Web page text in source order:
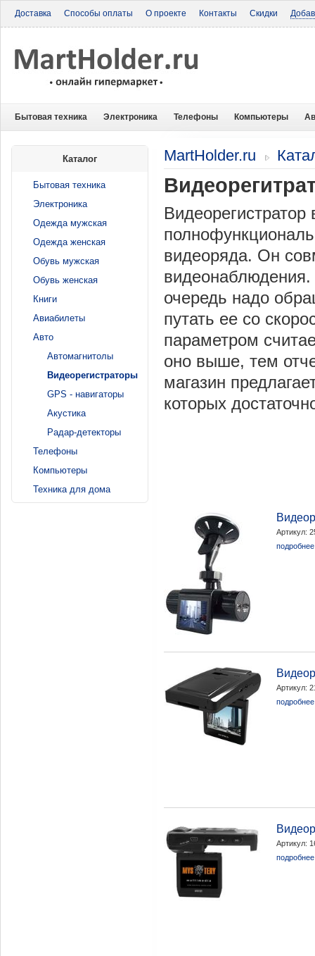
Доставка Способы оплаты О проекте Контакты Скидки
Бытовая техника Электроника Телефоны Компьютеры
MartHolder.ru
видеоряда. Он
видеонаблюдения.
очередь надо
путать ее со
параметром
оно выше, тем
магазин
которых
Артикул:
Артикул:
Артикул:
Каталог
Бытовая техника
Электроника
Одежда мужская
Одежда женская
Обувь мужская
Обувь женская
Книги
Авиабилеты
Авто
Автомагнитолы
Видеорегистраторы
GPS - навигаторы
Акустика
Радар-детекторы
Телефоны
Компьютеры
Техника для дома